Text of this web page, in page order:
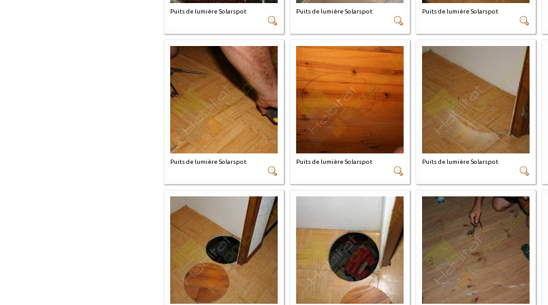
Puits de lumière Solarspot Puits de lumière Solarspot Puits de lumière Solarspot
Puits de lumière Solarspot Puits de lumière Solarspot Puits de lumière Solarspot